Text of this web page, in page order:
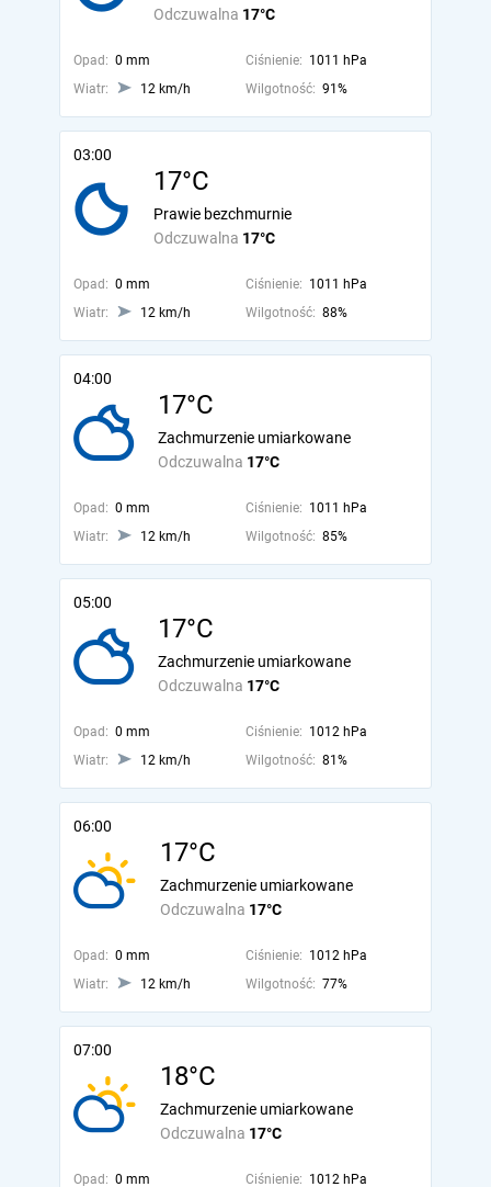
Odczuwalna 17°C
Opad: 0 mm Ciśnienie: 1011 hPa
Wiatr:
12 km/h Wilgotność: 91%
03:00
17°C
Odczuwalna 17°C
Prawie bezchmurnie
Opad: 0 mm Ciśnienie: 1011 hPa
Wiatr:
12 km/h Wilgotność: 88%
04:00
17°C
Odczuwalna 17°C
Zachmurzenie umiarkowane
Opad: 0 mm Ciśnienie: 1011 hPa
Wiatr:
12 km/h Wilgotność: 85%
05:00
17°C
Odczuwalna 17°C
Zachmurzenie umiarkowane
Opad: 0 mm Ciśnienie: 1012 hPa
Wiatr:
12 km/h Wilgotność: 81%
06:00
17°C
Odczuwalna 17°C
Zachmurzenie umiarkowane
Opad: 0 mm Ciśnienie: 1012 hPa
Wiatr:
12 km/h Wilgotność: 77%
07:00
18°C
Odczuwalna 17°C
Zachmurzenie umiarkowane
Opad: 0 mm Ciśnienie: 1012 hPa